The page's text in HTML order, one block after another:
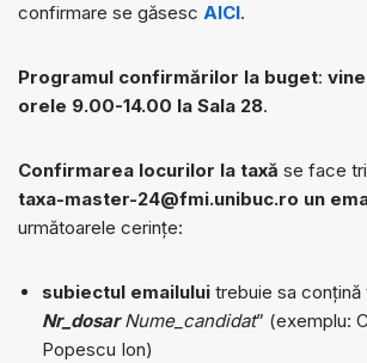
confirmare se găsesc AICI.
Programul confirmărilor la buget:
orele 9.00-14.00 la Sala 28.
Confirmarea locurilor la taxă se face
taxa-master-24@fmi.unibuc.ro un
următoarele cerințe:
subiectul emailului trebuie sa conțină
Nr_dosarNume_candidat” (exemplu:
Popescu Ion)